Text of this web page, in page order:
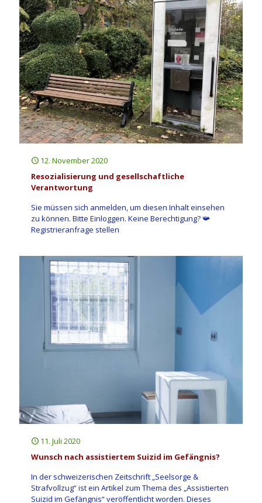
12. November 2020
Resozialisierung und gesellschaftliche
Verantwortung
Sie müssen sich anmelden, um diesen Inhalt einsehen
zu können. Bitte Einloggen. Keine Berechtigung? 📯
Registrieranfrage stellen
11. Juli 2020
Wunsch nach assistiertem Suizid im Gefängnis?
In der schweizerischen Zeitschrift „Seelsorge &
Strafvollzug“ ist ein Artikel zum Thema des „Assistierten
Suizid im Gefängnis“ veröffentlicht worden. Dieses